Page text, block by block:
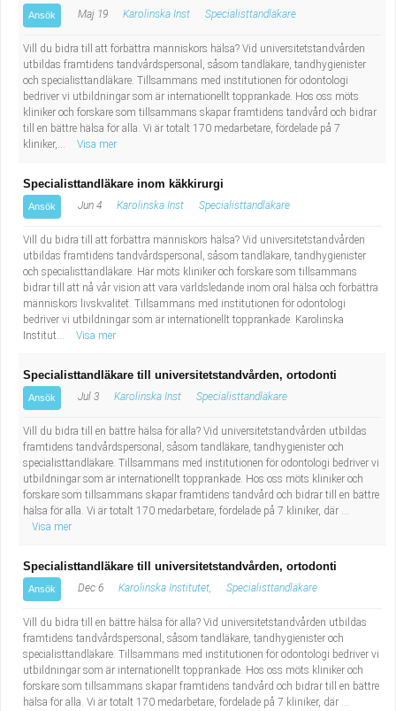
Ansök Maj 19 Karolinska Inst Specialisttandläkare
Vill du bidra till att förbättra människors hälsa? Vid universitetstandvården
utbildas framtidens tandvårdspersonal, såsom tandläkare, tandhygienister
och specialisttandläkare. Tillsammans med institutionen för odontologi
bedriver vi utbildningar som är internationellt topprankade. Hos oss möts
kliniker och forskare som tillsammans skapar framtidens tandvård och bidrar
till en bättre hälsa för alla. Vi är totalt 170 medarbetare, fördelade på 7
kliniker,...
Visa mer
Specialisttandläkare inom käkkirurgi
Ansök Jun 4 Karolinska Inst Specialisttandläkare
Vill du bidra till att förbättra människors hälsa? Vid universitetstandvården
utbildas framtidens tandvårdspersonal, såsom tandläkare, tandhygienister
och specialisttandläkare. Här möts kliniker och forskare som tillsammans
bidrar till att nå vår vision att vara världsledande inom oral hälsa och förbättra
människors livskvalitet. Tillsammans med institutionen för odontologi
bedriver vi utbildningar som är internationellt topprankade. Karolinska
Institut...
Visa mer
Specialisttandläkare till universitetstandvården, ortodonti
Ansök Jul 3 Karolinska Inst Specialisttandläkare
Vill du bidra till en bättre hälsa för alla? Vid universitetstandvården utbildas
framtidens tandvårdspersonal, såsom tandläkare, tandhygienister och
specialisttandläkare. Tillsammans med institutionen för odontologi bedriver vi
utbildningar som är internationellt topprankade. Hos oss möts kliniker och
forskare som tillsammans skapar framtidens tandvård och bidrar till en bättre
hälsa för alla. Vi är totalt 170 medarbetare, fördelade på 7 kliniker, där ...
Visa mer
Specialisttandläkare till universitetstandvården, ortodonti
Ansök Dec 6 Karolinska Institutet, Specialisttandläkare
Vill du bidra till en bättre hälsa för alla? Vid universitetstandvården utbildas
framtidens tandvårdspersonal, såsom tandläkare, tandhygienister och
specialisttandläkare. Tillsammans med institutionen för odontologi bedriver vi
utbildningar som är internationellt topprankade. Hos oss möts kliniker och
forskare som tillsammans skapar framtidens tandvård och bidrar till en bättre
hälsa för alla. Vi är totalt 170 medarbetare, fördelade på 7 kliniker, där ...